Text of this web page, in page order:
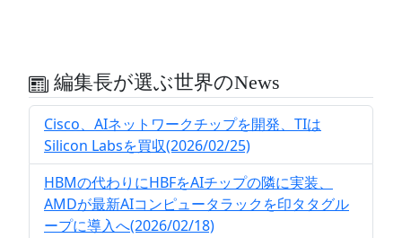
編集長が選ぶ世界のNews
Cisco、AIネットワークチップを開発、TIは
Silicon Labsを買収(2026/02/25)
HBMの代わりにHBFをAIチップの隣に実装、
AMDが最新AIコンピュータラックを印タタグル
ープに導入へ(2026/02/18)